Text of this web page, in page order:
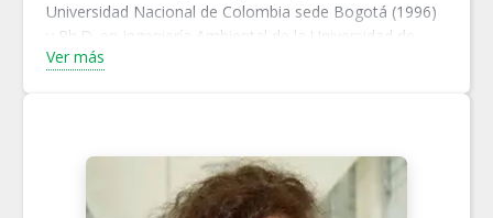
Universidad Nacional de Colombia sede Bogotá (1996)
y Ph.D. en Ingeniería Ambiental de la Universidad de
Leeds, Reino Unido (2002), con tesis en emisiones de
gracias a la beca Fulbright – Investigador Visitante
Colombiano. Es investigador en calidad del aire,
específicamente en la caracterización química de
Ver más